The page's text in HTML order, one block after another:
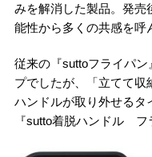
みを解消した製品。発売
能性から多くの共感を呼
従来の『suttoフライパ
プでしたが、「立てて収
ハンドルが取り外せるタ
『sutto着脱ハンドル フ